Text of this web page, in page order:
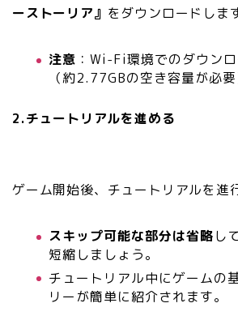
ーストーリア』 をダウンロードしま
注意 ：Wi-Fi環境でのダウン
（約2.77GBの空き容量が必要
2.チュートリアルを進める
ゲーム開始後、チュートリアルを進
スキップ可能な部分は省略し
短縮しましょう。
チュートリアル中にゲームの
リーが簡単に紹介されます。